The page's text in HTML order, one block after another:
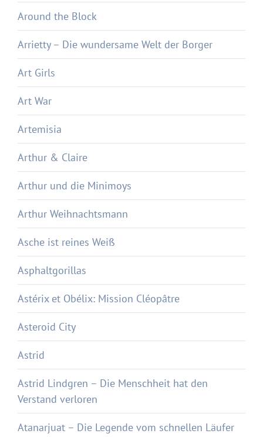
Around the Block
Arrietty – Die wundersame Welt der Borger
Art Girls
Art War
Artemisia
Arthur & Claire
Arthur und die Minimoys
Arthur Weihnachtsmann
Asche ist reines Weiß
Asphaltgorillas
Astérix et Obélix: Mission Cléopâtre
Asteroid City
Astrid
Astrid Lindgren – Die Menschheit hat den
Verstand verloren
Atanarjuat – Die Legende vom schnellen Läufer